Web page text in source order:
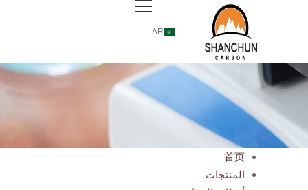
AR
首页
المنتجات